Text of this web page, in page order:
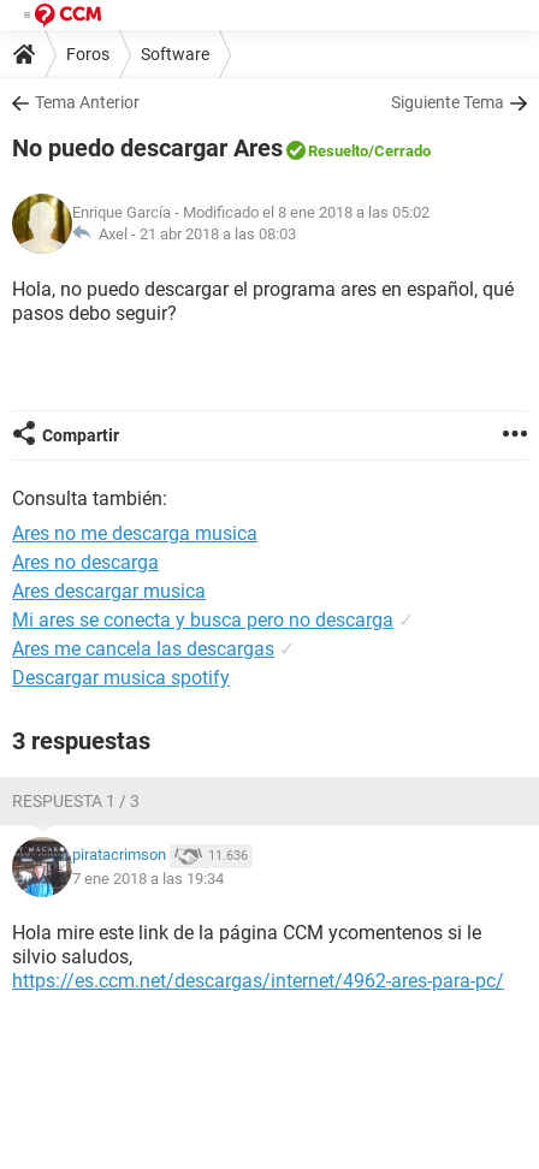
Foros Software
Tema Anterior Siguiente Tema
No puedo descargar Ares Resuelto/Cerrado
Enrique García - Modificado el 8 ene 2018 a las 05:02
Axel - 21 abr 2018 a las 08:03
Hola, no puedo descargar el programa ares en español, qué
pasos debo seguir?
Compartir
Consulta también:
Ares no me descarga musica
Ares no descarga
Ares descargar musica
Mi ares se conecta y busca pero no descarga ✓
Ares me cancela las descargas ✓
Descargar musica spotify
3 respuestas
RESPUESTA 1 / 3
piratacrimson 11.636
7 ene 2018 a las 19:34
Hola mire este link de la página CCM ycomentenos si le
silvio saludos,
https://es.ccm.net/descargas/internet/4962-ares-para-pc/